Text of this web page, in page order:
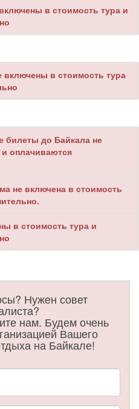
в стоимость тура и
включены в стоимость тура
билеты до Байкала не
оплачиваются
не включена в стоимость
в стоимость тура и
Нужен совет
нам. Будем очень
Вашего
на Байкале!